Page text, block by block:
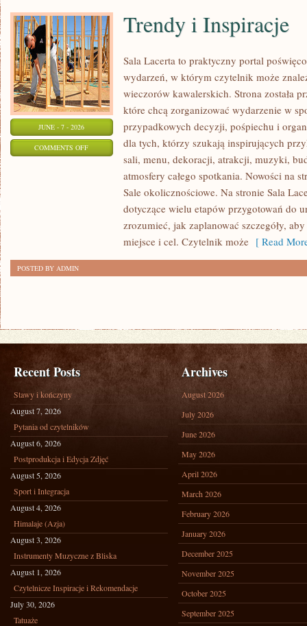
JUNE - 7 - 2026
COMMENTS OFFON
INSPIRACJE
Trendy i Inspiracje
Sala Lacerta to praktyczny portal
wydarzeń, w którym czytelnik może
wieczorów kawalerskich. Strona została
które chcą zorganizować wydarzenie w
przypadkowych decyzji, pośpiechu i
dla tych, którzy szukają inspirujących
sali, menu, dekoracji, atrakcji, muzyki,
atmosfery całego spotkania. Nowości na
Sale okolicznościowe. Na stronie Sala
dotyczące wielu etapów przygotowań do
zrozumieć, jak zaplanować szczegóły,
miejsce i cel. Czytelnik może [ Read
POSTED BY ADMIN
Recent Posts
Stawy i kończyny
August 7, 2026
Pytania od czytelników
August 6, 2026
Postprodukcja i Edycja Zdjęć
August 5, 2026
Sport i Integracja
August 4, 2026
Himalaje (Azja)
August 3, 2026
Instrumenty Muzyczne z Bliska
August 1, 2026
Czytelnicze Inspiracje i Rekomendacje
July 30, 2026
Tatuaże
Archives
August 2026
July 2026
June 2026
May 2026
April 2026
March 2026
February 2026
January 2026
December 2025
November 2025
October 2025
September 2025